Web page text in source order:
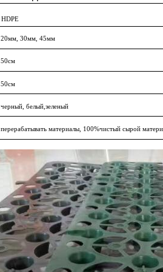
HDPE
20мм , 30мм , 45мм
50см
50см
черный белый ,зеленый
перерабатывать материалы , 100%чистый сырой